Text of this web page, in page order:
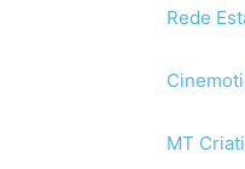
Rede
MT